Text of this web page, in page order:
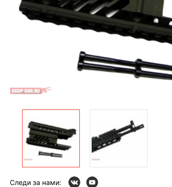
Следи за нами: